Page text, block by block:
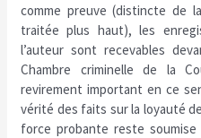
comme preuve (distincte de
traitée plus haut), les
l’auteur sont recevables
Chambre criminelle de la
revirement important en ce
vérité des faits sur la loyauté
force probante reste soumise